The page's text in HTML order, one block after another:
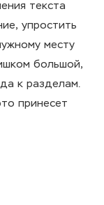
текста
упростить
месту
большой,
к разделам.
принесет